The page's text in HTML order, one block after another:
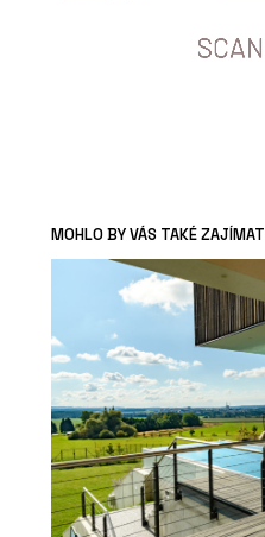
MOHLO BY VÁS TAKÉ ZAJÍMAT